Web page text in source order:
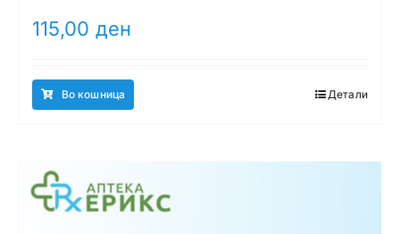
115,00 ден
Во кошница Детали